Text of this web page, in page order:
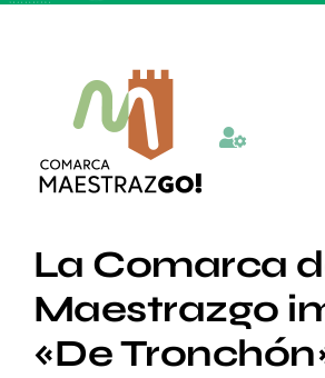
Quienes somos
La Comarca
Maestrazgo
«De